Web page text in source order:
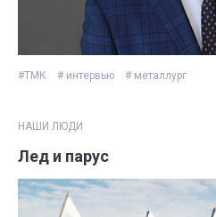
#ТМК # интервью # металлург
НАШИ ЛЮДИ
Лед и парус